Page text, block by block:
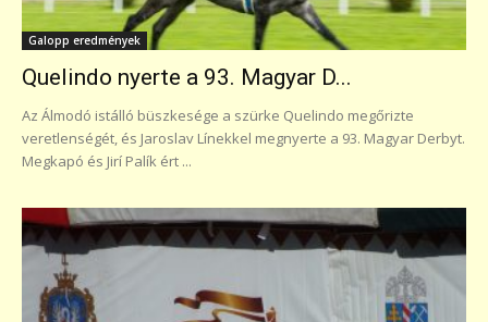
Galopp eredmények
Quelindo nyerte a 93. Magyar D...
Az Álmodó istálló büszkesége a szürke Quelindo megőrizte
veretlenségét, és Jaroslav Línekkel megnyerte a 93. Magyar Derbyt.
Megkapó és Jirí Palík ért ...